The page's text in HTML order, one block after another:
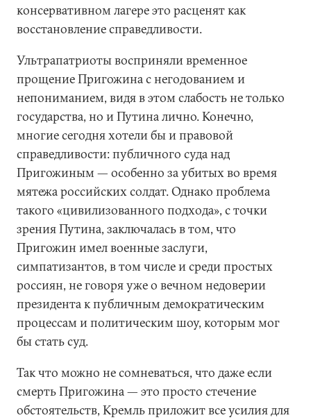
консервативном лагере это расценят как
восстановление справедливости.
Ультрапатриоты восприняли временное
прощение Пригожина с негодованием и
непониманием, видя в этом слабость не только
государства, но и Путина лично. Конечно,
многие сегодня хотели бы и правовой
справедливости: публичного суда над
Пригожиным — особенно за убитых во время
мятежа российских солдат. Однако проблема
такого «цивилизованного подхода», с точки
зрения Путина, заключалась в том, что
Пригожин имел военные заслуги,
симпатизантов, в том числе и среди простых
россиян, не говоря уже о вечном недоверии
президента к публичным демократическим
процессам и политическим шоу, которым мог
бы стать суд.
Так что можно не сомневаться, что даже если
смерть Пригожина — это просто стечение
обстоятельств, Кремль приложит все усилия для